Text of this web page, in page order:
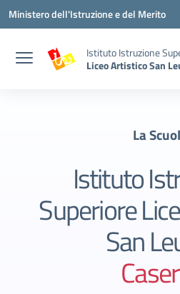
Vai ai contenuti
Vai al menu di navigazione
Vai al footer
Ministero dell'Istruzione e del Merito
Istituto Istruzione
Liceo Artistico San
La
Istituto
Superiore
San